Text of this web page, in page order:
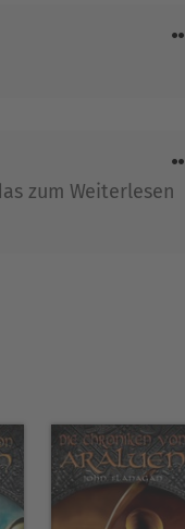
zum Weiterlesen